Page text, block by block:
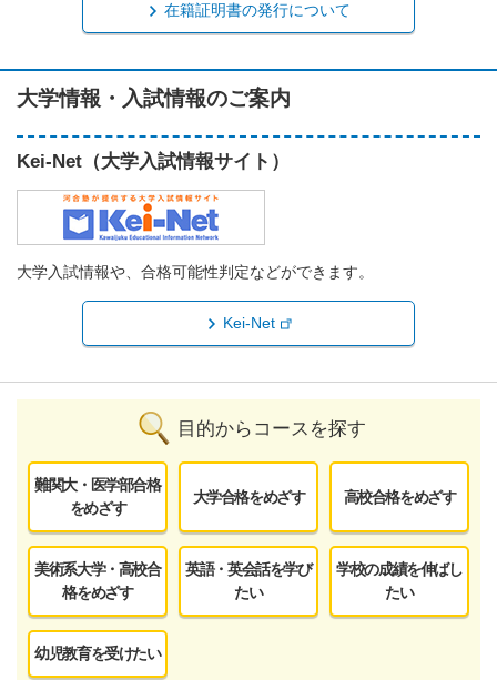
在籍証明書の発行について
大学情報・入試情報のご案内
Kei-Net（大学入試情報サイト）
大学入試情報や、合格可能性判定などができます。
Kei-Net
目的からコースを探す
難関大・医学部合格
をめざす
大学合格をめざす 高校合格をめざす
美術系大学・高校合
格をめざす
英語・英会話を学び
たい
学校の成績を伸ばし
たい
幼児教育を受けたい